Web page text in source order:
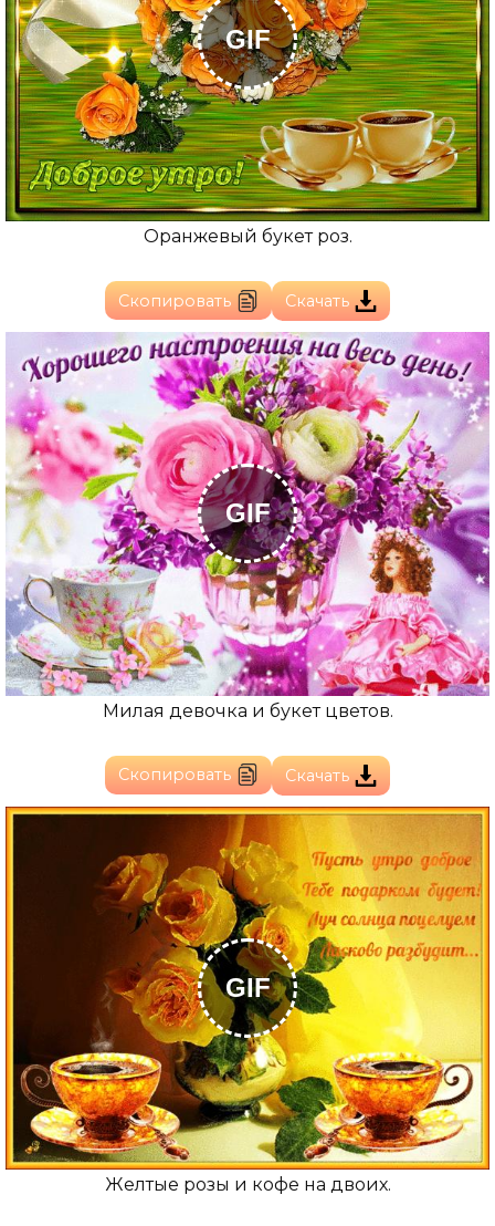
GIF
Оранжевый букет роз.
Скопировать Скачать
GIF
Милая девочка и букет цветов.
Скопировать Скачать
GIF
Желтые розы и кофе на двоих.